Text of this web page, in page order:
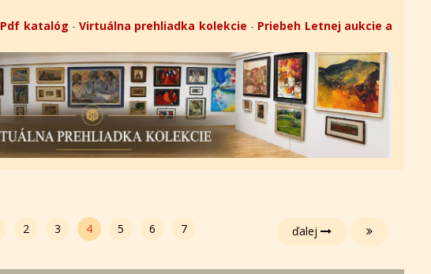
Pdf katalóg -Virtuálna prehliadka kolekcie - Priebeh Letnej aukcie a
2 3 4 5 6 7 ďalej